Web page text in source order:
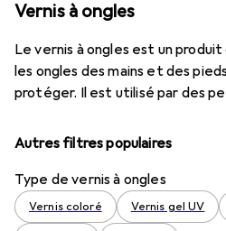
Vernis à ongles
Le vernis à ongles est un
les ongles des mains et des
protéger. Il est utilisé par des
Autres filtres populaires
Type de vernis à ongles
Vernis coloré Vernis gel UV